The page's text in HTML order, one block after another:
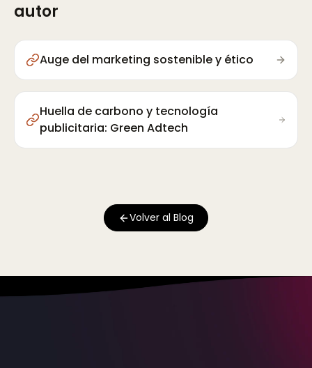
autor
Auge del marketing sostenible y ético
Huella de carbono y tecnología
publicitaria: Green Adtech
Volver al Blog